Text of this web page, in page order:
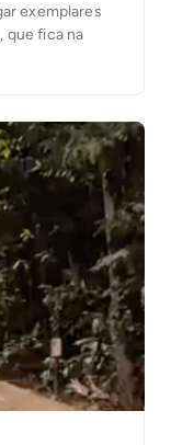
exemplares
que fica na